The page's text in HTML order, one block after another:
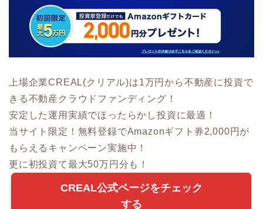
上場企業CREAL(クリアル)は1万円から不動産に投資で
きる不動産クラウドファンディング！
安定した運用実績でほったらかし投資に最適！
当サイト限定！無料登録でAmazonギフト券2,000円が
もらえるキャンペーン実施中！
更に初投資て最大50万円分も！
CREAL公式ページをチェック
する